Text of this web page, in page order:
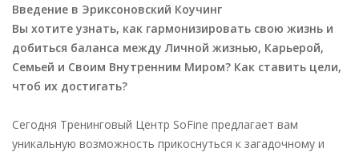
Введение в Эриксоновский Коучинг
Вы хотите узнать, как гармонизировать свою жизнь и
добиться баланса между Личной жизнью, Карьерой,
Семьей и Своим Внутренним Миром? Как ставить цели,
чтоб их достигать?
Сегодня Тренинговый Центр SoFine предлагает вам
уникальную возможность прикоснуться к загадочному и